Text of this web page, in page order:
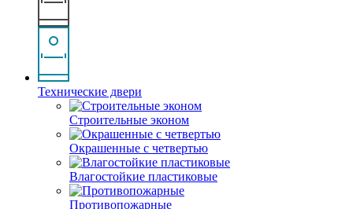
Технические двери
Строительные эконом
Окрашенные с четвертью
Влагостойкие пластиковые
Противопожарные